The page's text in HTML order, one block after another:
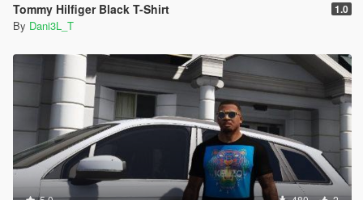
Tommy Hilfiger Black T-Shirt 1.0
By Dani3L_T